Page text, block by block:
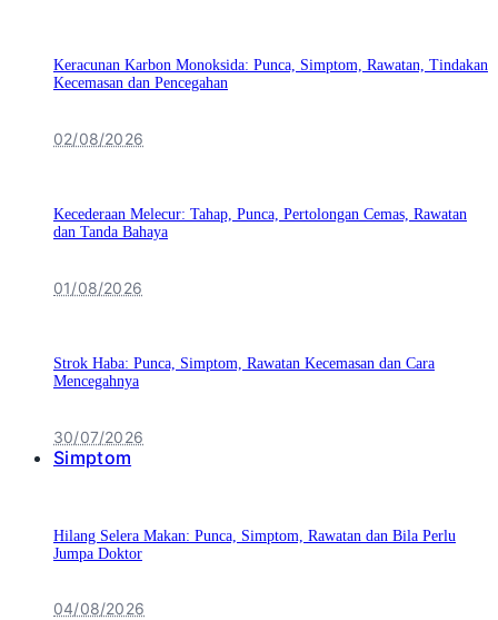
Keracunan Karbon Monoksida: Punca, Simptom, Rawatan, Tindakan
Kecemasan dan Pencegahan
02/08/2026
Kecederaan Melecur: Tahap, Punca, Pertolongan Cemas, Rawatan
dan Tanda Bahaya
01/08/2026
Strok Haba: Punca, Simptom, Rawatan Kecemasan dan Cara
Mencegahnya
30/07/2026
Simptom
Hilang Selera Makan: Punca, Simptom, Rawatan dan Bila Perlu
Jumpa Doktor
04/08/2026